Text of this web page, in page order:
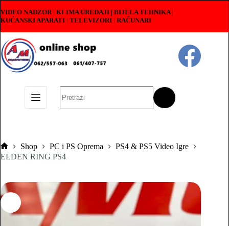
to
content
VIDEO NADZOR | KLIMA UREĐAJI | BIJELA TEHNIKA |
KUĆANSKI APARATI | TELEVIZORI | RAČUNARI
results
Pocetna
Shop PC i PS Oprema
PS4 & PS5 Video Igre
ELDEN RING PS4